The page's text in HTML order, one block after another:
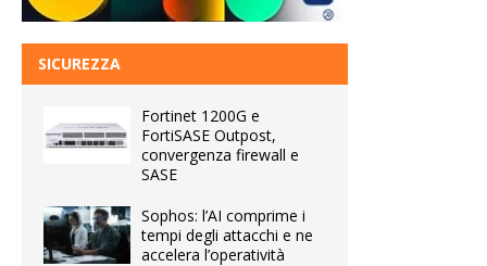
SICUREZZA
Fortinet 1200G e
FortiSASE Outpost,
convergenza firewall e
SASE
Sophos: l’AI comprime i
tempi degli attacchi e ne
accelera l’operatività